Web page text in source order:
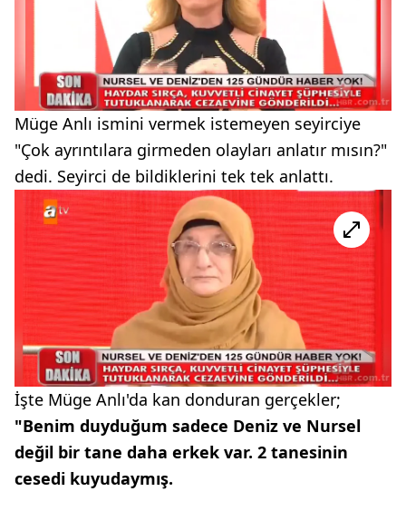
Müge Anlı ismini vermek istemeyen seyirciye
"Çok ayrıntılara girmeden olayları anlatır mısın?"
dedi. Seyirci de bildiklerini tek tek anlattı.
İşte Müge Anlı'da kan donduran gerçekler;
"Benim duyduğum sadece Deniz ve Nursel
değil bir tane daha erkek var. 2 tanesinin
cesedi kuyudaymış.